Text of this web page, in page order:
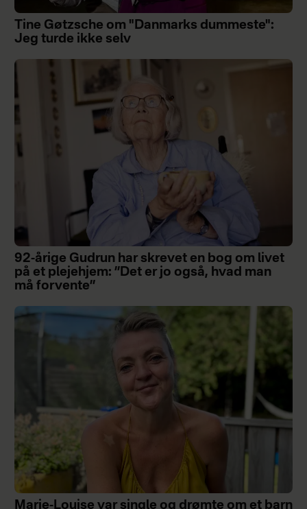
Tine Gøtzsche om "Danmarks dummeste":
Jeg turde ikke selv
92-årige Gudrun har skrevet en bog om livet
på et plejehjem: ”Det er jo også, hvad man
må forvente”
Marie-Louise var single og drømte om et barn